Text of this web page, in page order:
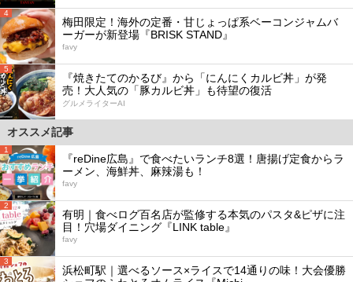
4
梅田限定！海外の定番・甘じょっぱ系ベーコンジャムバ
ーガーが新登場『BRISK STAND』
favy
5
『焼きたてのかるび』から「にんにくカルビ丼」が発
売！大人気の「豚カルビ丼」も待望の復活
グルメライターAI
オススメ記事
1
『reDine広島』で食べたいランチ8選！唐揚げ定食からラ
ーメン、海鮮丼、麻辣湯も！
favy
2
有明｜食べログ百名店が監修する本気のパスタ&ピザに注
目！穴場ダイニング『LINK table』
favy
3
浜松町駅｜選べるソース×ライスで14通りの味！大会優勝